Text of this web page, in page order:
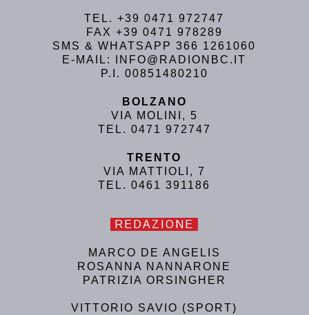
TEL. +39 0471 972747
FAX +39 0471 978289
SMS & WHATSAPP 366 1261060
E-MAIL: INFO@RADIONBC.IT
P.I. 00851480210
BOLZANO
VIA MOLINI, 5
TEL. 0471 972747
TRENTO
VIA MATTIOLI, 7
TEL. 0461 391186
REDAZIONE
MARCO DE ANGELIS
ROSANNA NANNARONE
PATRIZIA ORSINGHER
VITTORIO SAVIO (SPORT)